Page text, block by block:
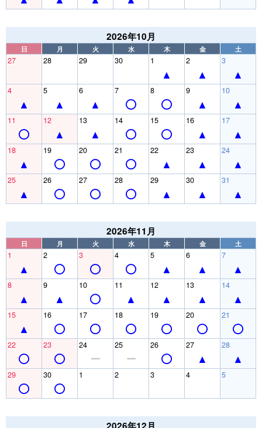
2026年10月
日 月 火 水 木 金 土
27 28 29 30 1 2 3
4 5 6 7 8 9 10
11 12 13 14 15 16 17
18 19 20 21 22 23 24
25 26 27 28 29 30 31
2026年11月
日 月 火 水 木 金 土
1 2 3 4 5 6 7
8 9 10 11 12 13 14
15 16 17 18 19 20 21
22 23 24 25 26 27 28
29 30 1 2 3 4 5
2026年12月